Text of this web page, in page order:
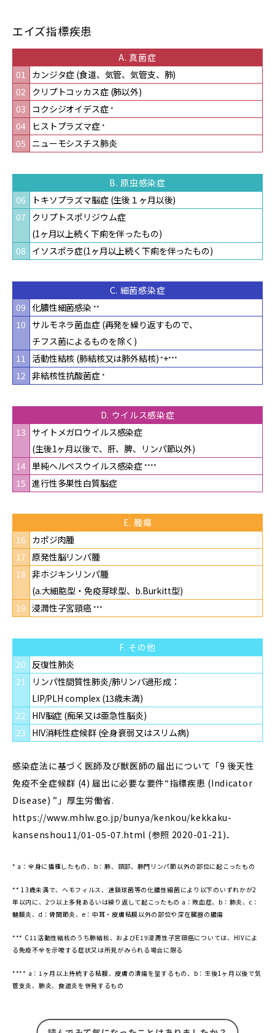
エイズ指標疾患
A. 真菌症
01
カンジタ症 (食道、気管、気管支、肺)
02 クリプトコッカス症 (肺以外)
03 コクシジオイデス症 *
04 ヒストプラズマ症 *
05 ニューモシスチス肺炎
B. 原虫感染症
06
トキソプラズマ脳症 (生後１ヶ月以後)
07 クリプトスポリジウム症
(1ヶ月以上続く下痢を伴ったもの)
08 イソスポラ症(1ヶ月以上続く下痢を伴ったもの)
C. 細菌感染症
09 化膿性細菌感染 **
10 サルモネラ菌血症 (再発を繰り返すもので、
チフス菌によるものを除く)
11
活動性結核 (肺結核又は肺外結核)*+***
12 非結核性抗酸菌症 *
D. ウイルス感染症
13 サイトメガロウイルス感染症
(生後1ヶ月以後で、肝、脾、
リンパ節以外)
14 単純ヘルペスウイルス感染症****
15 進行性多巣性白質脳症
E. 腫瘍
16 カポジ肉腫
17 原発性脳リンパ腫
18 非ホジキンリンパ腫
(a.大細胞型・免疫芽球型、b.Burkitt型)
19 浸潤性子宮頸癌 ***
F. その他
20 反復性肺炎
21
リンパ性間質性肺炎/肺リンパ過形成：
LIP/PLH complex (13歳未満)
22 HIV脳症 (痴呆又は亜急性脳炎)
23 HIV消耗性症候群 (全身衰弱又はスリム病)
感染症法に基づく医師及び獣医師の届出について「9 後天性
免疫不全症候群 (4) 届出に必要な要件“指標疾患 (Indicator
Disease) ”」厚生労働省.
https://www.mhlw.go.jp/bunya/kenkou/kekkaku-
kansenshou11/01-05-07.html (参照 2020-01-21)．
* a：全身に播種したもの、b：肺、頸部、肺門リンパ節以外の部位に起こったもの
** 13歳未満で、ヘモフィルス、連鎖球菌等の化膿性細菌により以下のいずれかが2
年以内に、2つ以上多発あるいは繰り返して起こったもの a：敗血症、b：肺炎、c：
髄膜炎、d：骨関節炎、e：中耳・皮膚粘膜以外の部位や深在臓器の膿瘍
*** C11活動性結核のうち肺結核、およびE19浸潤性子宮頸癌については、HIVによ
る免疫不全を示唆する症状又は所見がみられる場合に限る
**** a：1ヶ月以上持続する粘膜、皮膚の潰瘍を呈するもの、b：生後1ヶ月以後で気
管支炎、肺炎、食道炎を併発するもの